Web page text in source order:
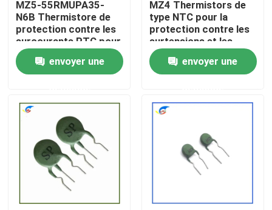
Nouvelles
Les affaires
Thermistance de ptc
Puce de chauffage PTC
Thermistors NTC
MZ5-55RMUPA35-
N6B Thermistore de
protection contre les
surcourants PTC pour
les produits de
contrôle du vent
envoyer une
MZ4 Thermistors de
type NTC pour la
protection contre les
surtensions et les
surcharges
envoyer une